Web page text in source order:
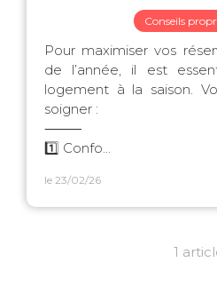
Conseils
Pour maximiser vos
de l’année, il est
logement à la saison.
soigner :
⸻
1️⃣ Confo...
le 23/02/26
1